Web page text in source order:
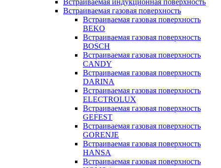
Встраиваемая индукционная поверхность
Встраиваемая газовая поверхность
Встраиваемая газовая поверхность
BEKO
Встраиваемая газовая поверхность
BOSCH
Встраиваемая газовая поверхность
CANDY
Встраиваемая газовая поверхность
DARINA
Встраиваемая газовая поверхность
ELECTROLUX
Встраиваемая газовая поверхность
GEFEST
Встраиваемая газовая поверхность
GORENJE
Встраиваемая газовая поверхность
HANSA
Встраиваемая газовая поверхность